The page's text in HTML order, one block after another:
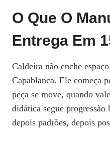
O Que O
Entrega Em
Caldeira não enche
Capablanca. Ele começa
peça se move, quando
didática segue
depois padrões, depois